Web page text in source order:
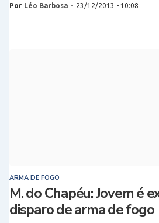
Por Léo Barbosa - 23/12/2013 - 10:08
ARMA DE FOGO
M. do Chapéu: Jovem é
disparo de arma de fogo